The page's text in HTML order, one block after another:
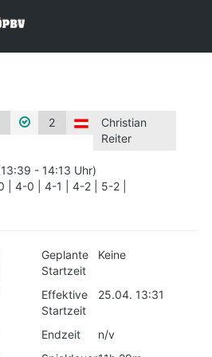
2
Christian
Reiter
- 14:13 Uhr)
| 4-0 | 4-1 | 4-2 | 5-2 |
Geplante
Startzeit
Keine
Effektive
Startzeit
25.04. 13:31
Endzeit
n/v